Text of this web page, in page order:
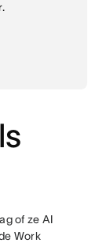
of ze AI
Work